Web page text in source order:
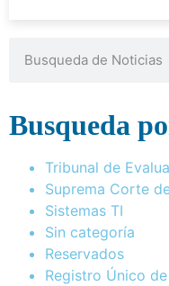
Busqueda
Tribunal de
Suprema Corte
Sistemas TI
Sin categoría
Reservados
Registro Único